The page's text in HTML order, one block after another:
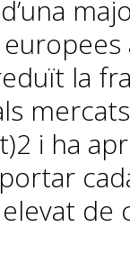
la
2 i ha
de